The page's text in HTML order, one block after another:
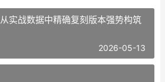
实战数据中精确复刻版本强势构筑
2026-05-13